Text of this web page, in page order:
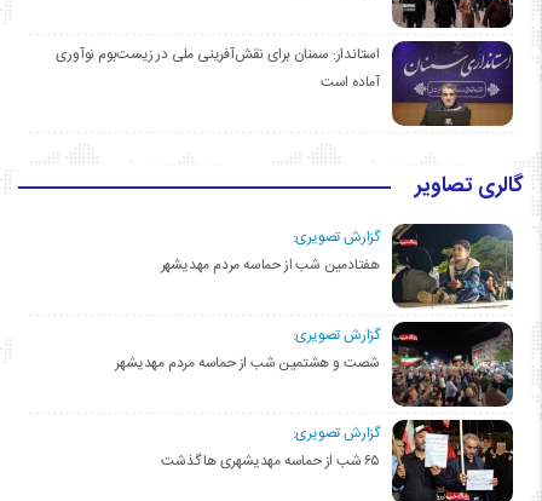
استاندار: سمنان برای نقش‌آفرینی ملی در زیست‌بوم نوآوری
آماده است
گالری تصاویر
گزارش تصویری:
هفتادمین شب از حماسه مردم مهدیشهر
گزارش تصویری:
شصت و هشتمین شب از حماسه مردم مهدیشهر
گزارش تصویری:
۶۵ شب از حماسه مهدیشهری ها گذشت